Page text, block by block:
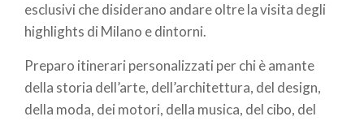
esclusivi che disiderano andare oltre la visita degli
highlights di Milano e dintorni.
Preparo itinerari personalizzati per chi è amante
della storia dell’arte, dell’architettura, del design,
della moda, dei motori, della musica, del cibo, del